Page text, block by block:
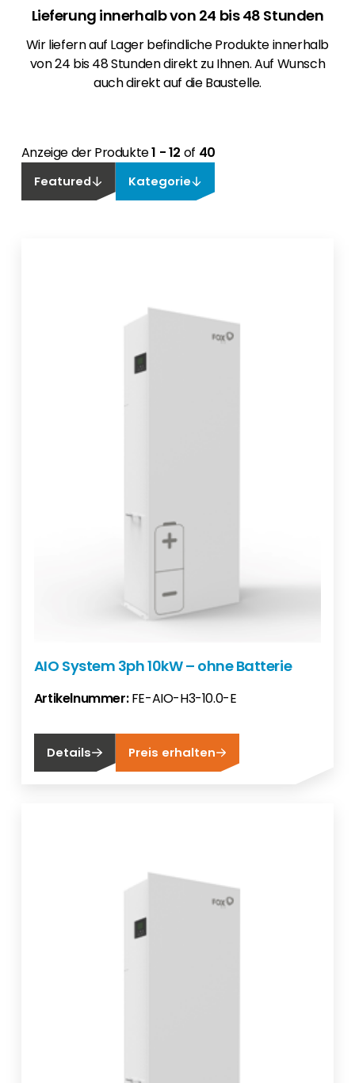
Lieferung innerhalb von 24 bis 48 Stunden
Wir liefern auf Lager befindliche Produkte innerhalb
von 24 bis 48 Stunden direkt zu Ihnen. Auf Wunsch
auch direkt auf die Baustelle.
Anzeige der Produkte1 - 12 of 40
Featured Kategorie
AIO System 3ph 10kW – ohne Batterie
Artikelnummer:FE-AIO-H3-10.0-E
Details Preis erhalten